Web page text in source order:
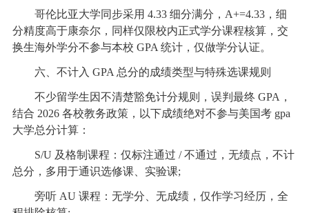
哥伦比亚大学同步采用 4.33 细分满分，A+=4.33，细
分精度高于康奈尔，同样仅限校内正式学分课程核算，交
换生海外学分不参与本校 GPA 统计，仅做学分认证。
六、不计入 GPA 总分的成绩类型与特殊选课规则
不少留学生因不清楚豁免计分规则，误判最终 GPA，
结合 2026 各校教务政策，以下成绩绝对不参与美国考 gpa
大学总分计算：
S/U 及格制课程：仅标注通过 / 不通过，无绩点，不计
总分，多用于通识选修课、实验课;
旁听 AU 课程：无学分、无成绩，仅作学习经历，全